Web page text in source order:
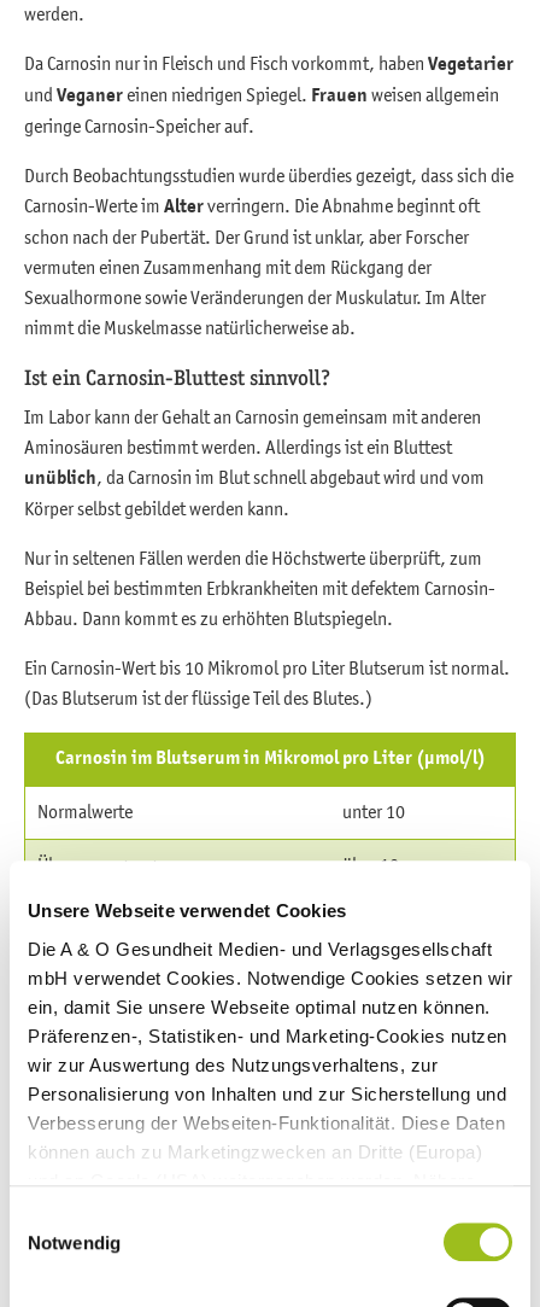
Unsere Webseite verwendet Cookies
Die A & O Gesundheit Medien- und Verlagsgesellschaft
mbH verwendet Cookies. Notwendige Cookies setzen wir
ein, damit Sie unsere Webseite optimal nutzen können.
Präferenzen-, Statistiken- und Marketing-Cookies nutzen
wir zur Auswertung des Nutzungsverhaltens, zur
Personalisierung von Inhalten und zur Sicherstellung und
Verbesserung der Webseiten-Funktionalität. Diese Daten
können auch zu Marketingzwecken an Dritte (Europa)
unserenDatenschutzhinweisen Impressum
Notwendig
werden.
Da Carnosin nur in Fleisch und Fisch vorkommt, haben Vegetarier
und Veganereinen niedrigen Spiegel. Frauen weisen allgemein
geringe Carnosin-Speicher auf.
Durch Beobachtungsstudien wurde überdies gezeigt, dass sich die
Carnosin-Werte im Alterverringern. Die Abnahme beginnt oft
schon nach der Pubertät. Der Grund ist unklar, aber Forscher
vermuten einen Zusammenhang mit dem Rückgang der
Sexualhormone sowie Veränderungen der Muskulatur. Im Alter
nimmt die Muskelmasse natürlicherweise ab.
Ist ein Carnosin-Bluttest sinnvoll?
Im Labor kann der Gehalt an Carnosin gemeinsam mit anderen
Aminosäuren bestimmt werden. Allerdings ist ein Bluttest
unüblich, da Carnosin im Blut schnell abgebaut wird und vom
Körper selbst gebildet werden kann.
Nur in seltenen Fällen werden die Höchstwerte überprüft, zum
Beispiel bei bestimmten Erbkrankheiten mit defektem Carnosin-
Abbau. Dann kommt es zu erhöhten Blutspiegeln.
Ein Carnosin-Wert bis 10 Mikromol pro Liter Blutserum ist normal.
(Das Blutserum ist der flüssige Teil des Blutes.)
Carnosin im Blutserum in Mikromol pro Liter (µmol/l)
Normalwerte unter 10
Überversorgung über 10
Unterversorgung mit Carnosin ausgleichen
Da der Körper Carnosin selbst herstellen kann, gibt es keine klare
Dosis-Empfehlungen bei einer Unterversorgung.
Eine gezielte Ergänzung im Rahmen der Mikronährstoffmedizin
kann jedoch positive Effekte auf die Gesundheit haben. Die
Dosierung dabei liegt meist zwischen 500 bis 1.000 Milligramm
pro Tag.
Einsatz bei Krankheiten, gesundem Altern und Sport